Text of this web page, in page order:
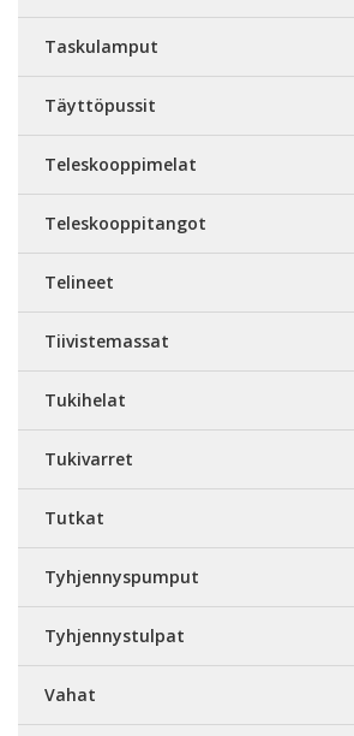
Taskulamput
Täyttöpussit
Teleskooppimelat
Teleskooppitangot
Telineet
Tiivistemassat
Tukihelat
Tukivarret
Tutkat
Tyhjennyspumput
Tyhjennystulpat
Vahat